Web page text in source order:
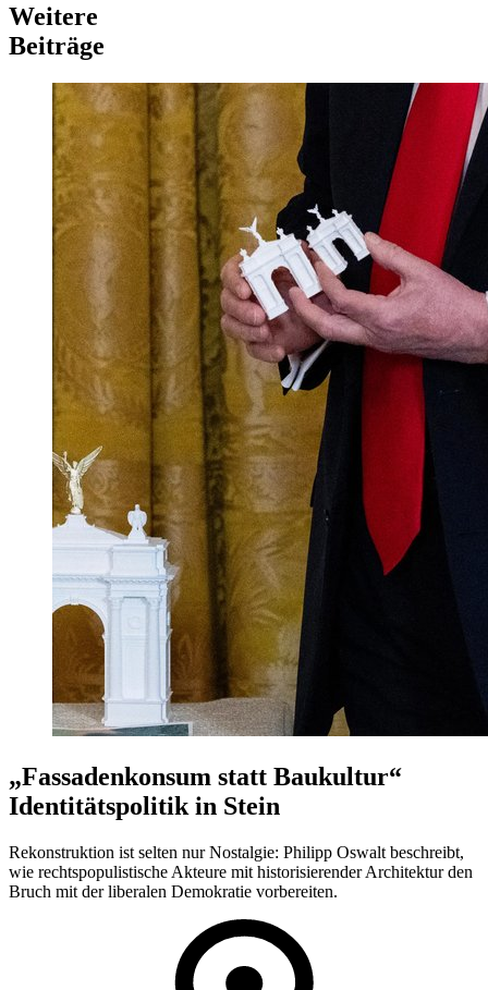
Weitere
Beiträge
„Fassadenkonsum statt Baukultur“
Identitätspolitik in Stein
Rekonstruktion ist selten nur Nostalgie: Philipp Oswalt beschreibt,
wie rechtspopulistische Akteure mit historisierender Architektur den
Bruch mit der liberalen Demokratie vorbereiten.